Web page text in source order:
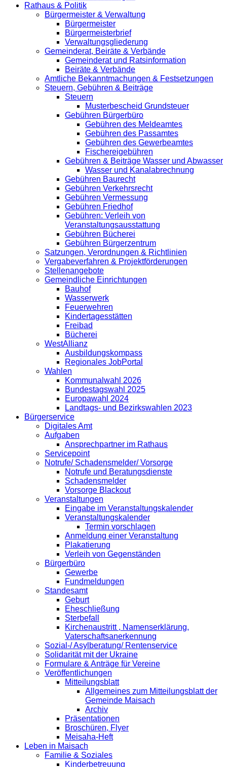
Rathaus & Politik
Bürgermeister & Verwaltung
Bürgermeister
Bürgermeisterbrief
Verwaltungsgliederung
Gemeinderat, Beiräte & Verbände
Gemeinderat und Ratsinformation
Beiräte & Verbände
Amtliche Bekanntmachungen & Festsetzungen
Steuern, Gebühren & Beiträge
Steuern
Musterbescheid Grundsteuer
Gebühren Bürgerbüro
Gebühren des Meldeamtes
Gebühren des Passamtes
Gebühren des Gewerbeamtes
Fischereigebühren
Gebühren & Beiträge Wasser und Abwasser
Wasser und Kanalabrechnung
Gebühren Baurecht
Gebühren Verkehrsrecht
Gebühren Vermessung
Gebühren Friedhof
Gebühren: Verleih von
Veranstaltungsausstattung
Gebühren Bücherei
Gebühren Bürgerzentrum
Satzungen, Verordnungen & Richtlinien
Vergabeverfahren & Projektförderungen
Stellenangebote
Gemeindliche Einrichtungen
Bauhof
Wasserwerk
Feuerwehren
Kindertagesstätten
Freibad
Bücherei
WestAllianz
Ausbildungskompass
Regionales JobPortal
Wahlen
Kommunalwahl 2026
Bundestagswahl 2025
Europawahl 2024
Landtags- und Bezirkswahlen 2023
Bürgerservice
Digitales Amt
Aufgaben
Ansprechpartner im Rathaus
Servicepoint
Notrufe/ Schadensmelder/ Vorsorge
Notrufe und Beratungsdienste
Schadensmelder
Vorsorge Blackout
Veranstaltungen
Eingabe im Veranstaltungskalender
Veranstaltungskalender
Termin vorschlagen
Anmeldung einer Veranstaltung
Plakatierung
Verleih von Gegenständen
Bürgerbüro
Gewerbe
Fundmeldungen
Standesamt
Geburt
Eheschließung
Sterbefall
Kirchenaustritt , Namenserklärung,
Vaterschaftsanerkennung
Sozial-/ Asylberatung/ Rentenservice
Solidarität mit der Ukraine
Formulare & Anträge für Vereine
Veröffentlichungen
Mitteilungsblatt
Allgemeines zum Mitteilungsblatt der
Gemeinde Maisach
Archiv
Präsentationen
Broschüren, Flyer
Meisaha-Heft
Leben in Maisach
Familie & Soziales
Kinderbetreuung